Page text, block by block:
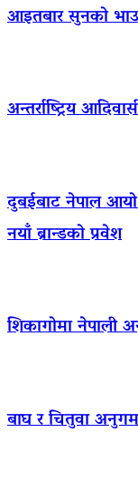
आइतबार सुनको
अन्तर्राष्ट्रिय
दुबईबाट नेपाल
नयाँ ब्रान्डको प्रवेश
शिकागोमा नेपाली
बाघ र चितुवा